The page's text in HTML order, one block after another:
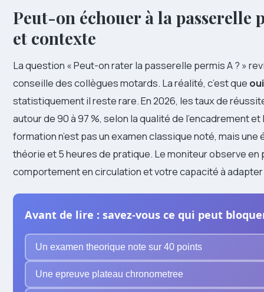
Peut-on échouer à la passerelle
et contexte
La question « Peut-on rater la passerelle permis A ? »
conseille des collègues motards. La réalité, c’est que oui
statistiquement il reste rare. En 2026, les taux de
autour de 90 à 97 %, selon la qualité de l’encadrement
formation n’est pas un examen classique noté, mais
théorie et 5 heures de pratique. Le moniteur observe
comportement en circulation et votre capacité à
Avant de lire : savez-vous ce qui peut
Un examen theorique note sur 40 points
Une epreuve plateau chronometree